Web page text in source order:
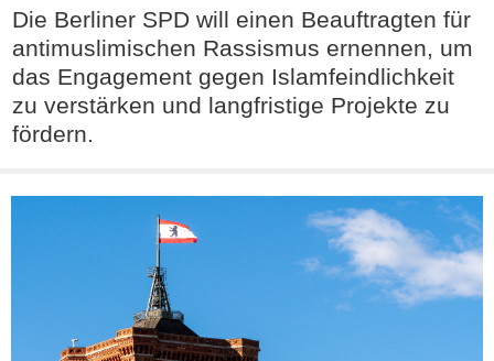
Die Berliner SPD will einen Beauftragten für
antimuslimischen Rassismus ernennen, um
das Engagement gegen Islamfeindlichkeit
zu verstärken und langfristige Projekte zu
fördern.